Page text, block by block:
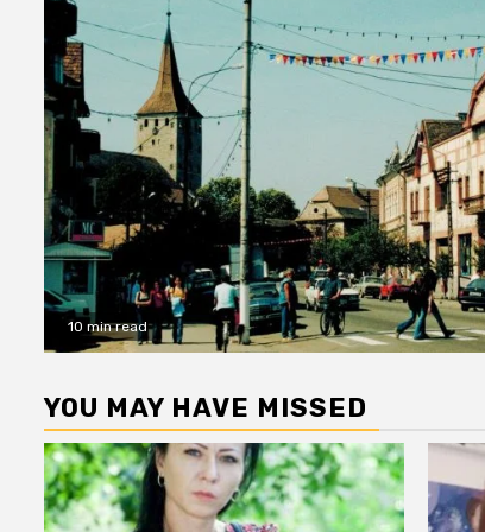
10 min read
YOU MAY HAVE MISSED